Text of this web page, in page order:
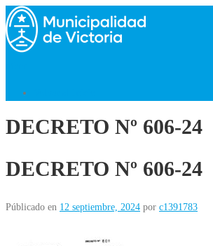
Saltar
al
contenido
DECRETO Nº 606-24
DECRETO Nº 606-24
Públicado en 12 septiembre, 2024 por c1391783